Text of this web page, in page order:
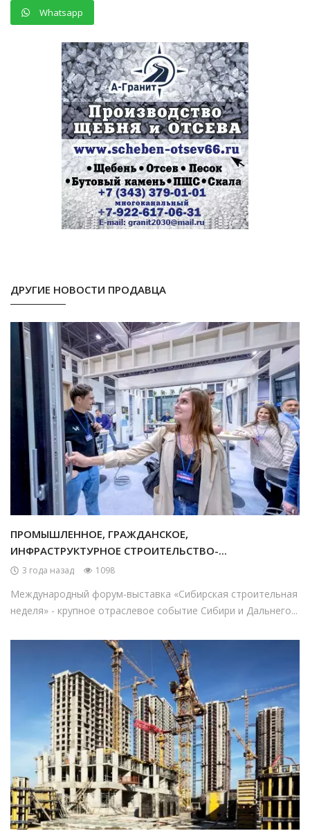
Whatsapp
ДРУГИЕ НОВОСТИ ПРОДАВЦА
ПРОМЫШЛЕННОЕ, ГРАЖДАНСКОЕ,
ИНФРАСТРУКТУРНОЕ СТРОИТЕЛЬСТВО-...
3 года назад 1098
Международный форум-выставка «Сибирская строительная
неделя» - крупное отраслевое событие Сибири и Дальнего...